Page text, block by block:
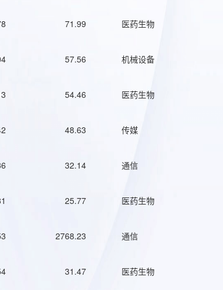
71.99 医药生物
57.56 机械设备
54.46 医药生物
48.63 传媒
32.14 通信
25.77 医药生物
2768.23 通信
31.47 医药生物